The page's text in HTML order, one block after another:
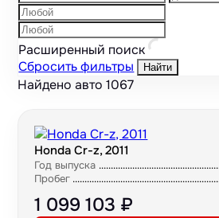
Расширенный поиск
Сбросить фильтры
Найти
Найдено авто1067
Honda Cr-z, 2011
Год выпуска
Пробег
1 099 103 ₽